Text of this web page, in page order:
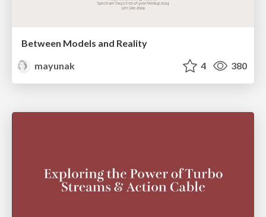
Between Models and Reality
mayunak
4 380